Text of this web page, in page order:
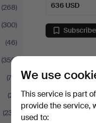
(268)
(300)
(46)
(359)
(73)
(21)
(237)
636 USD
item
We use
This service is part
provide the service,
used to: